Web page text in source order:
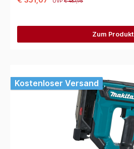
Zum Produkt
Kostenloser Versand